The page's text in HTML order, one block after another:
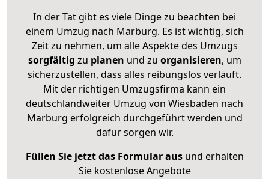
In der Tat gibt es viele Dinge zu beachten bei
einem Umzug nach Marburg. Es ist wichtig, sich
Zeit zu nehmen, um alle Aspekte des Umzugs
sorgfältig zu planen und zu organisieren, um
sicherzustellen, dass alles reibungslos verläuft.
Mit der richtigen Umzugsfirma kann ein
deutschlandweiter Umzug von Wiesbaden nach
Marburg erfolgreich durchgeführt werden und
dafür sorgen wir.
Füllen Sie jetzt das Formular ausund erhalten
Sie kostenlose Angebote